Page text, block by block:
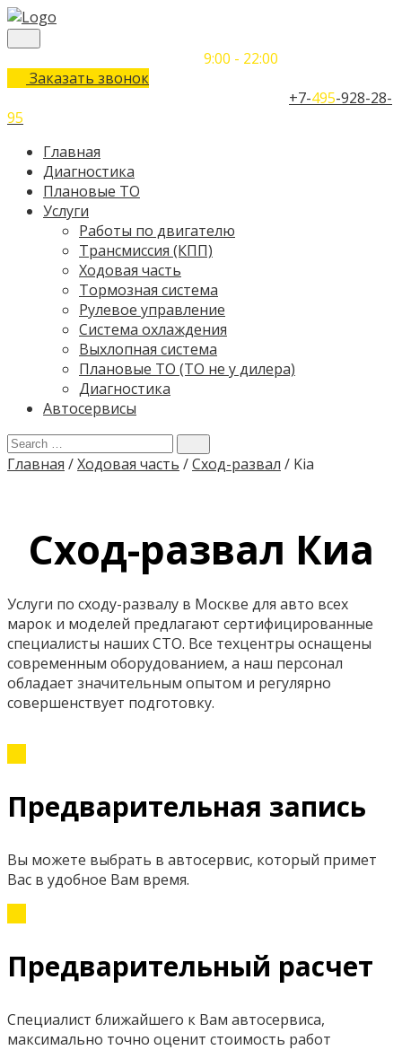
9:00 - 22:00
Заказать звонок
+7-495-928-28-
95
Главная
Диагностика
Плановые ТО
Услуги
Работы по двигателю
Трансмиссия (КПП)
Ходовая часть
Тормозная система
Рулевое управление
Система охлаждения
Выхлопная система
Плановые ТО (ТО не у дилера)
Диагностика
Автосервисы
Главная /Ходовая часть /Сход-развал / Kia
Сход-развал Киа
Услуги по сходу-развалу в Москве для авто всех
марок и моделей предлагают сертифицированные
специалисты наших СТО. Все техцентры оснащены
современным оборудованием, а наш персонал
обладает значительным опытом и регулярно
совершенствует подготовку.
Предварительная запись
Вы можете выбрать в автосервис, который примет
Вас в удобное Вам время.
Предварительный расчет
Специалист ближайшего к Вам автосервиса,
максимально точно оценит стоимость работ